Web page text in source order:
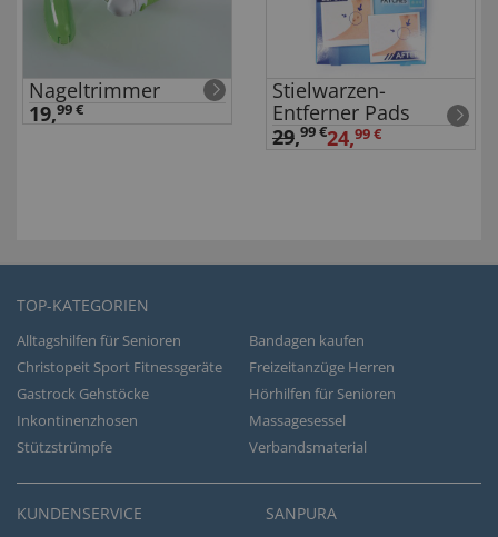
Nageltrimmer
19,99 €
Stielwarzen-
Entferner Pads
29,99 €24,99 €
TOP-KATEGORIEN
Alltagshilfen für Senioren
Bandagen kaufen
Christopeit Sport Fitnessgeräte
Freizeitanzüge Herren
Gastrock Gehstöcke
Hörhilfen für Senioren
Inkontinenzhosen
Massagesessel
Stützstrümpfe
Verbandsmaterial
KUNDENSERVICE SANPURA